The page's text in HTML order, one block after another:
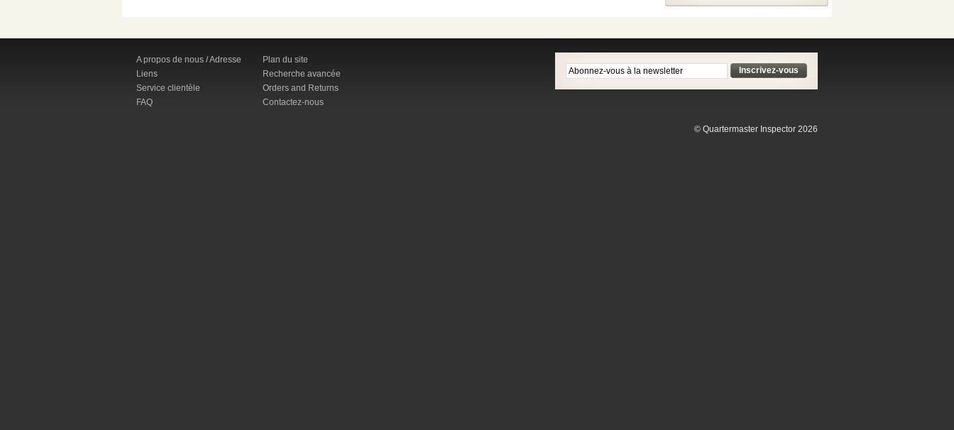
A propos de nous / Adresse
Liens
Service clientèle
FAQ
Plan du site
Recherche avancée
Orders and Returns
Contactez-nous
Inscrivez-vous
© Quartermaster Inspector 2026